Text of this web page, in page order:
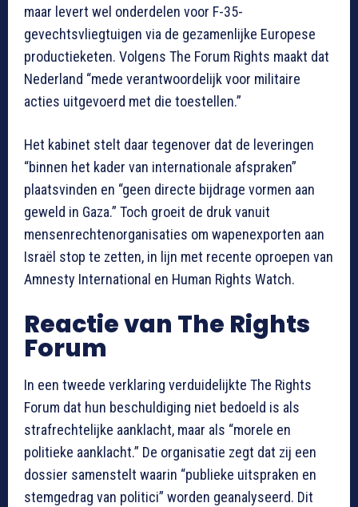
maar levert wel onderdelen voor F-35-
gevechtsvliegtuigen via de gezamenlijke Europese
productieketen. Volgens The Forum Rights maakt dat
Nederland “mede verantwoordelijk voor militaire
acties uitgevoerd met die toestellen.”
Het kabinet stelt daar tegenover dat de leveringen
“binnen het kader van internationale afspraken”
plaatsvinden en “geen directe bijdrage vormen aan
geweld in Gaza.” Toch groeit de druk vanuit
mensenrechtenorganisaties om wapenexporten aan
Israël stop te zetten, in lijn met recente oproepen van
Amnesty International en Human Rights Watch.
Reactie van The Rights
Forum
In een tweede verklaring verduidelijkte The Rights
Forum dat hun beschuldiging niet bedoeld is als
strafrechtelijke aanklacht, maar als “morele en
politieke aanklacht.” De organisatie zegt dat zij een
dossier samenstelt waarin “publieke uitspraken en
stemgedrag van politici” worden geanalyseerd. Dit